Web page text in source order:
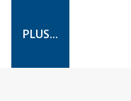
PLUS...